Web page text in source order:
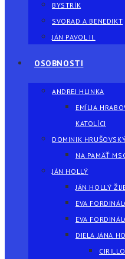
BYSTRÍK
SVORAD A BENEDIKT
JÁN PAVOL II.
OSOBNOSTI
ANDREJ HLINKA
EMÍLIA
KATOLÍCI
DOMINIK
NA PAMÄŤ
JÁN HOLLÝ
JÁN HOLLÝ
EVA
EVA
DIELA JÁNA